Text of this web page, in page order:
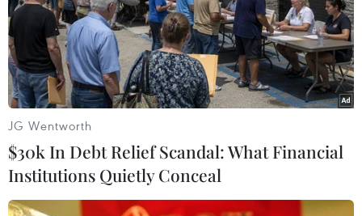
Theo dõi VietnamPlus
TIN LIÊN QUAN
JG Wentworth
$30k In Debt Relief Scandal: What Financial
Institutions Quietly Conceal